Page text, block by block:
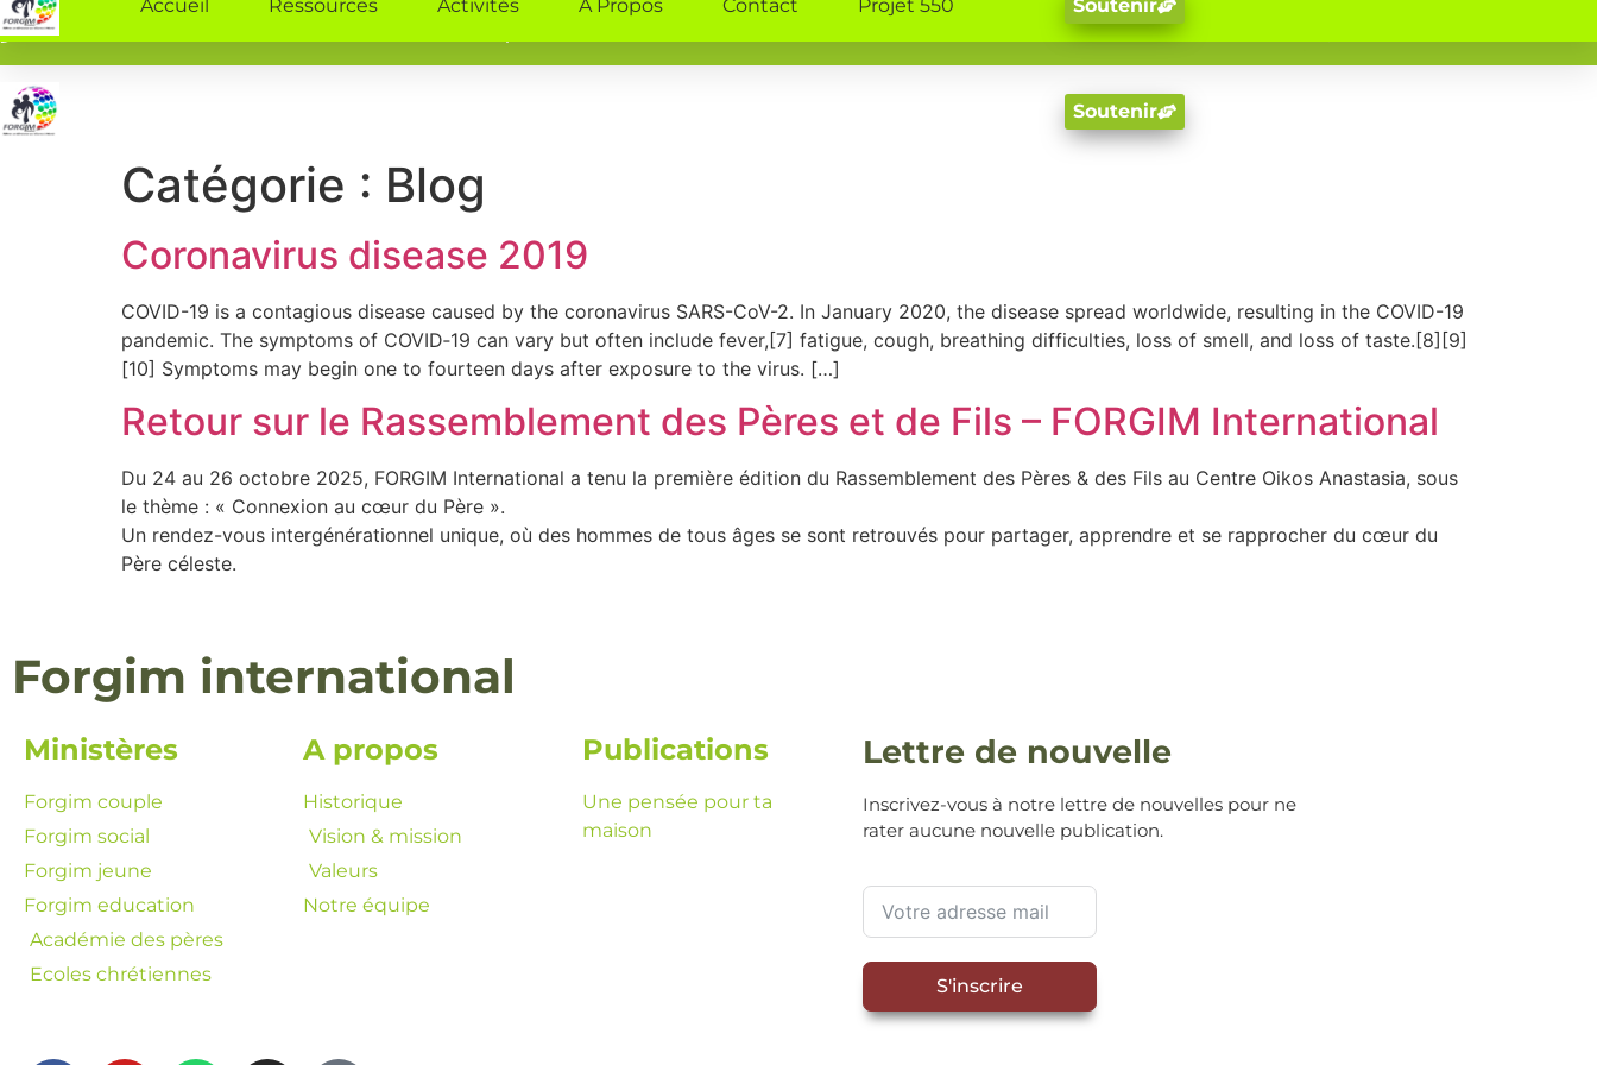
+228 96 86 69 62
Accueil Ressources Activités A Propos Contact Projet 550 Soutenir
Soutenir
Catégorie : Blog
Coronavirus disease 2019
COVID-19 is a contagious disease caused by the coronavirus SARS-CoV-2. In January 2020, the disease spread worldwide, resulting in the COVID-19
pandemic. The symptoms of COVID‑19 can vary but often include fever,[7] fatigue, cough, breathing difficulties, loss of smell, and loss of taste.[8][9]
[10] Symptoms may begin one to fourteen days after exposure to the virus. […]
Retour sur le Rassemblement des Pères et de Fils – FORGIM International
Du 24 au 26 octobre 2025, FORGIM International a tenu la première édition du Rassemblement des Pères & des Fils au Centre Oikos Anastasia, sous
le thème : « Connexion au cœur du Père ».
Un rendez-vous intergénérationnel unique, où des hommes de tous âges se sont retrouvés pour partager, apprendre et se rapprocher du cœur du
Père céleste.
Forgim international
Ministères
Forgim couple
Forgim social
Forgim jeune
Forgim education
Académie des pères
Ecoles chrétiennes
A propos
Historique
Vision & mission
Valeurs
Notre équipe
Publications
Une pensée pour ta
maison
Lettre de nouvelle
Inscrivez-vous à notre lettre de nouvelles pour ne
rater aucune nouvelle publication.
S'inscrire